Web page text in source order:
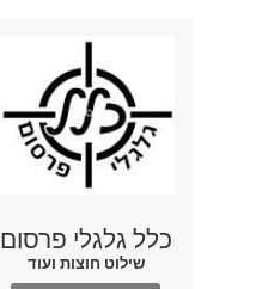
כלל גלגלי פרסום
שילוט חוצות ועוד